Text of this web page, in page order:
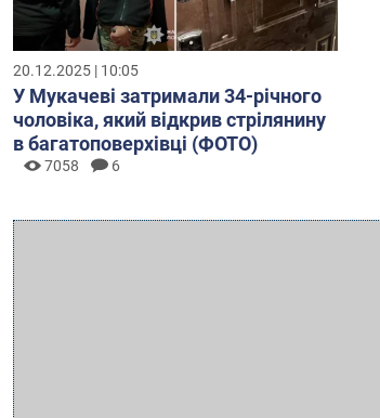
20.12.2025 | 10:05
У Мукачеві затримали 34-річного
чоловіка, який відкрив стрілянину
в багатоповерхівці (ФОТО)
7058 6